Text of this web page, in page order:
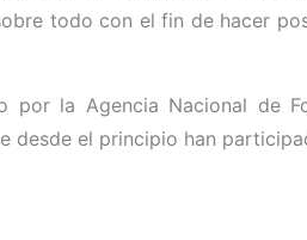
todo con el fin de hacer
por la Agencia Nacional de
desde el principio han